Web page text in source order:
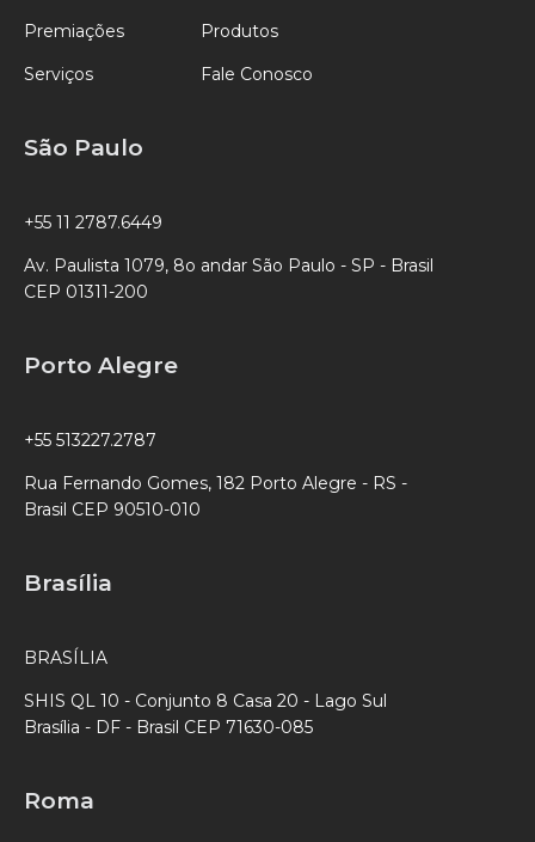
Premiações
Serviços
Produtos
Fale Conosco
São Paulo
+55 11 2787.6449
Av. Paulista 1079, 8o andar São Paulo - SP - Brasil
CEP 01311-200
Porto Alegre
+55 513227.2787
Rua Fernando Gomes, 182 Porto Alegre - RS -
Brasil CEP 90510-010
Brasília
BRASÍLIA
SHIS QL 10 - Conjunto 8 Casa 20 - Lago Sul
Brasília - DF - Brasil CEP 71630-085
Roma